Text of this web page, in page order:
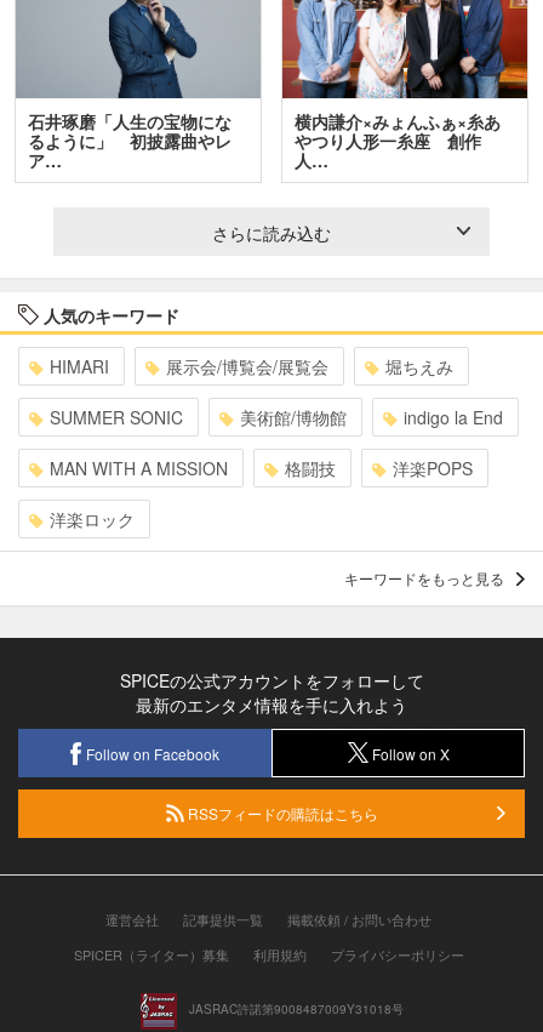
石井琢磨「人生の宝物にな
るように」 初披露曲やレ
ア…
横内謙介×みょんふぁ×糸あ
やつり人形一糸座 創作
人…
さらに読み込む
人気のキーワード
HIMARI 展示会/博覧会/展覧会 堀ちえみ
SUMMER SONIC 美術館/博物館 indigo la End
MAN WITH A MISSION 格闘技 洋楽POPS
洋楽ロック
キーワードをもっと見る
SPICEの公式アカウントをフォローして
最新のエンタメ情報を手に入れよう
Follow on Facebook Follow on X
RSSフィードの購読はこちら
運営会社 記事提供一覧
掲載依頼 / お問い合わせ
SPICER（ライター）募集
利用規約 プライバシーポリシー
JASRAC許諾第9008487009Y31018号